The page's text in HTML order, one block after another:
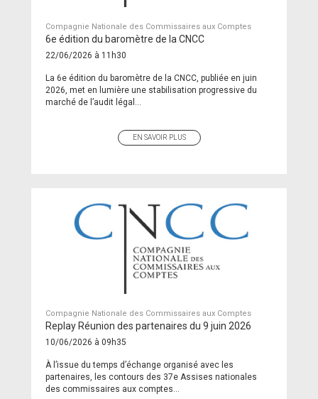
Compagnie Nationale des Commissaires aux Comptes
6e édition du baromètre de la CNCC
22/06/2026 à 11h30
La 6e édition du baromètre de la CNCC, publiée en juin
2026, met en lumière une stabilisation progressive du
marché de l’audit légal...
EN SAVOIR PLUS
Compagnie Nationale des Commissaires aux Comptes
Replay Réunion des partenaires du 9 juin 2026
10/06/2026 à 09h35
À l’issue du temps d’échange organisé avec les
partenaires, les contours des 37e Assises nationales
des commissaires aux comptes...